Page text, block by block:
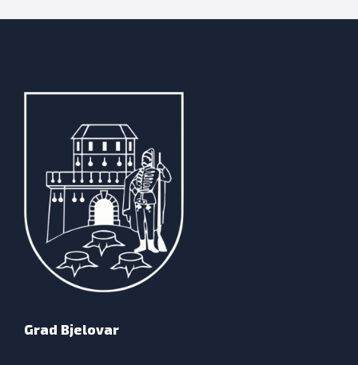
Grad Bjelovar